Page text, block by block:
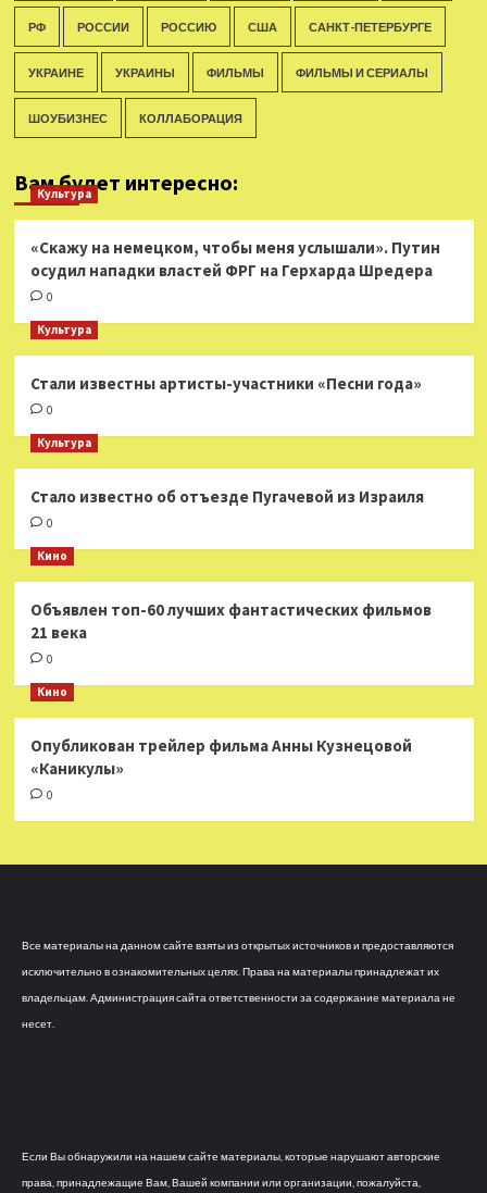
РФ РОССИИ РОССИЮ США САНКТ-ПЕТЕРБУРГЕ
УКРАИНЕ УКРАИНЫ ФИЛЬМЫ ФИЛЬМЫ И СЕРИАЛЫ
ШОУБИЗНЕС КОЛЛАБОРАЦИЯ
Вам будет интересно:
Культура
«Скажу на немецком, чтобы меня услышали». Путин
осудил нападки властей ФРГ на Герхарда Шредера
0
Культура
Стали известны артисты-участники «Песни года»
0
Культура
Стало известно об отъезде Пугачевой из Израиля
0
Кино
Объявлен топ-60 лучших фантастических фильмов
21 века
0
Кино
Опубликован трейлер фильма Анны Кузнецовой
«Каникулы»
0
Все материалы на данном сайте взяты из открытых источников и предоставляются
исключительно в ознакомительных целях. Права на материалы принадлежат их
владельцам. Администрация сайта ответственности за содержание материала не
несет.
Если Вы обнаружили на нашем сайте материалы, которые нарушают авторские
права, принадлежащие Вам, Вашей компании или организации, пожалуйста,